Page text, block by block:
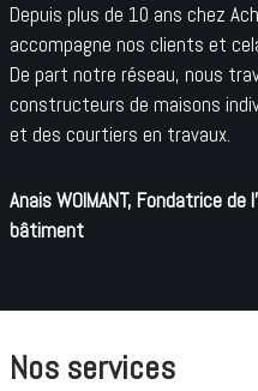
Depuis plus de 10 ans chez
accompagne nos clients et
De part notre réseau, nous
constructeurs de maisons
et des courtiers en travaux.
Anais WOIMANT, Fondatrice
bâtiment
Nos services